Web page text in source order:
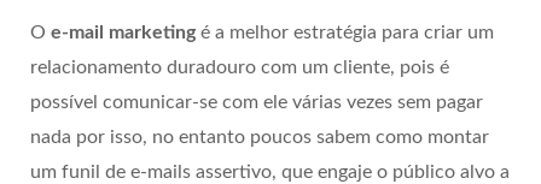
O e-mail marketingé a melhor estratégia para criar um
relacionamento duradouro com um cliente, pois é
possível comunicar-se com ele várias vezes sem pagar
nada por isso, no entanto poucos sabem como montar
um funil de e-mails assertivo, que engaje o público alvo a